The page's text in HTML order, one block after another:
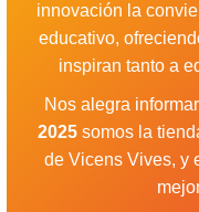
innovación la
educativo,
inspiran tanto a
Nos alegra
2025 somos la
de Vicens Vives, y